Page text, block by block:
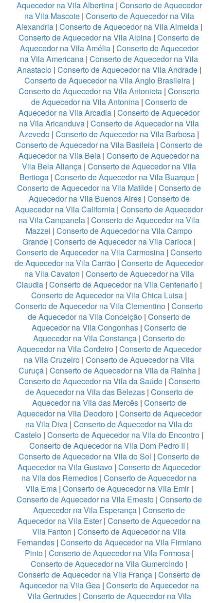
Aquecedor na Vila Albertina| Conserto de Aquecedor
na Vila Mascote| Conserto de Aquecedor na Vila
Alexandria| Conserto de Aquecedor na Vila Almeida |
Conserto de Aquecedor na Vila Alpina | Conserto de
Aquecedor na Vila Amélia | Conserto de Aquecedor
na Vila Americana | Conserto de Aquecedor na Vila
Anastacio| Conserto de Aquecedor na Vila Andrade|
Conserto de Aquecedor na Vila Anglo Brasileira|
Conserto de Aquecedor na Vila Antonieta | Conserto
de Aquecedor na Vila Antonina| Conserto de
Aquecedor na Vila Arcadia | Conserto de Aquecedor
na Vila Aricanduva | Conserto de Aquecedor na Vila
Azevedo | Conserto de Aquecedor na Vila Barbosa |
Conserto de Aquecedor na Vila Basileia | Conserto de
Aquecedor na Vila Bela | Conserto de Aquecedor na
Vila Bela Aliança | Conserto de Aquecedor na Vila
Bertioga | Conserto de Aquecedor na Vila Buarque |
Conserto de Aquecedor na Vila Matilde | Conserto de
Aquecedor na Vila Buenos Aires| Conserto de
Aquecedor na Vila California | Conserto de Aquecedor
na Vila Campanela | Conserto de Aquecedor na Vila
Mazzei | Conserto de Aquecedor na Vila Campo
Grande | Conserto de Aquecedor na Vila Carioca |
Conserto de Aquecedor na Vila Carmosina | Conserto
de Aquecedor na Vila Carrão | Conserto de Aquecedor
na Vila Cavaton | Conserto de Aquecedor na Vila
Claudia | Conserto de Aquecedor na Vila Centenario |
Conserto de Aquecedor na Vila Chica Luisa |
Conserto de Aquecedor na Vila Clementino | Conserto
de Aquecedor na Vila Conceição | Conserto de
Aquecedor na Vila Congonhas | Conserto de
Aquecedor na Vila Constança | Conserto de
Aquecedor na Vila Cordeiro| Conserto de Aquecedor
na Vila Cruzeiro | Conserto de Aquecedor na Vila
Curuçá | Conserto de Aquecedor na Vila da Rainha |
Conserto de Aquecedor na Vila da Saúde| Conserto
de Aquecedor na Vila das Belezas| Conserto de
Aquecedor na Vila das Mercês| Conserto de
Aquecedor na Vila Deodoro| Conserto de Aquecedor
na Vila Diva | Conserto de Aquecedor na Vila do
Castelo | Conserto de Aquecedor na Vila do Encontro |
Conserto de Aquecedor na Vila Dom Pedro II |
Conserto de Aquecedor na Vila do Sol | Conserto de
Aquecedor na Vila Gustavo | Conserto de Aquecedor
na Vila dos Remedios | Conserto de Aquecedor na
Vila Ema| Conserto de Aquecedor na Vila Emir|
Conserto de Aquecedor na Vila Ernesto| Conserto de
Aquecedor na Vila Esperança | Conserto de
Aquecedor na Vila Ester| Conserto de Aquecedor na
Vila Fanton | Conserto de Aquecedor na Vila
Fernandes| Conserto de Aquecedor na Vila Firmiano
Pinto| Conserto de Aquecedor na Vila Formosa|
Conserto de Aquecedor na Vila Gumercindo |
Conserto de Aquecedor na Vila França| Conserto de
Aquecedor na Vila Gea| Conserto de Aquecedor na
Vila Gertrudes| Conserto de Aquecedor na Vila